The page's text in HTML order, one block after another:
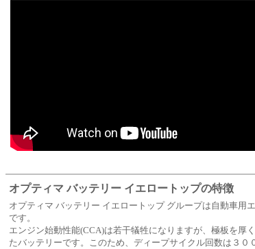
オプティマ バッテリー イエロートップの特徴
オプティマ バッテリー イエロートップ グループは自動車用
です。
エンジン始動性能(CCA)は若干犠牲になりますが、極板を厚
たバッテリーです。このため、ディープサイクル回数は３